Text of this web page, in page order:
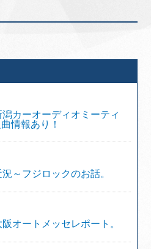
カーオーディオミーティ
情報あり！
～フジロックのお話。
オートメッセレポート。